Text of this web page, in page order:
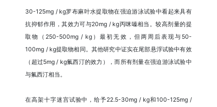
30-125mg / kg罗布麻叶水提取物在强迫游泳试验中看起来具有
抗抑郁作用，其效力可与20mg / kg丙咪嗪相当。较高剂量的提
取物（250-500mg / kg）最初无效，但两周后表现与50-
100mg / kg提取物相同。其他研究中证实在尾部悬浮试验中有效
（超过5mg / kg氟西汀的效力），而所有剂量在强迫游泳试验中
与氟西汀相当。
在高架十字迷宫试验中，给予22.5-30mg / kg和100-125mg /